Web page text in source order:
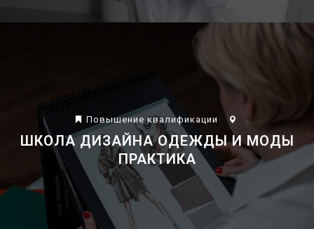
Повышение квалификации
ШКОЛА ДИЗАЙНА ОДЕЖДЫ И МОДЫ
ПРАКТИКА